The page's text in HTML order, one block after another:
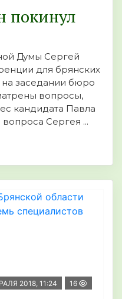
покинул
Думы Сергей
для брянских
на заседании бюро
вопросы,
кандидата Павла
Сергея ...
2018, 11:24 16